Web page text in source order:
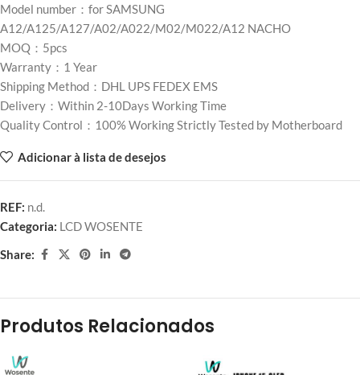
Model number：for SAMSUNG
A12/A125/A127/A02/A022/M02/M022/A12 NACHO
MOQ：5pcs
Warranty：1 Year
Shipping Method：DHL UPS FEDEX EMS
Delivery：Within 2-10Days Working Time
Quality Control：100% Working Strictly Tested by Motherboard
Adicionar à lista de desejos
REF: n.d.
Categoria: LCD WOSENTE
Share:
Produtos Relacionados